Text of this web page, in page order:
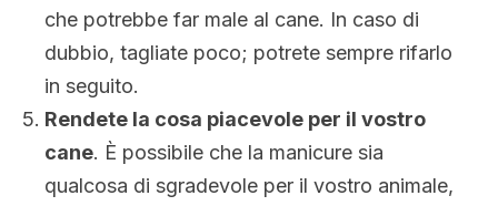
che potrebbe far male al cane. In caso di
dubbio, tagliate poco; potrete sempre rifarlo
in seguito.
Rendete la cosa piacevole per il vostro
cane. È possibile che la manicure sia
qualcosa di sgradevole per il vostro animale,